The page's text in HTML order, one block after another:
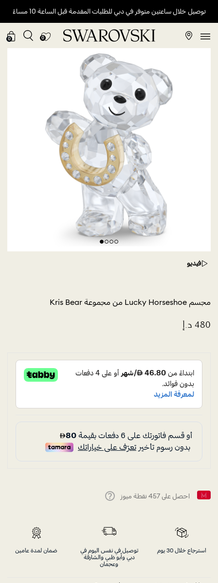
توصيل خلال ساعتين متوفر في دبي للطلبات المقدمة قبل الساعة 10 مساءً
0
0
فيديو
مجسم Lucky Horseshoe من مجموعة Kris Bear
احصل على 457 نقطة ميوز
استرجاع خلال 30 يوم
توصيل في نفس اليوم في
دبي وأبو ظبي والشارقة
وعجمان
ضمان لمدة عامين